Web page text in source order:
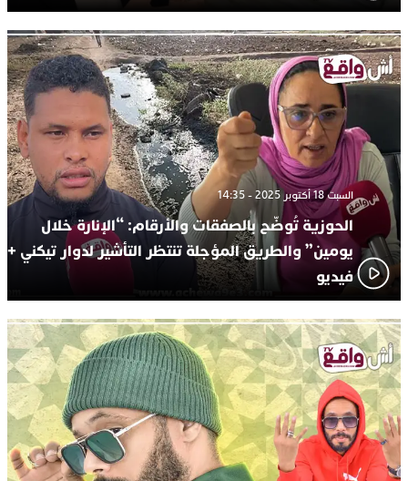
السبت 18 أكتوبر 2025 - 14:35
الحوزية تُوضّح بالصفقات والأرقام: “الإنارة خلال
يومين” والطريق المؤجلة تنتظر التأشير لدوار تيكني +
فيديو